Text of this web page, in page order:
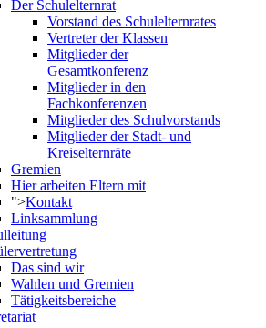
Der Schulelternrat
Vorstand des Schulelternrates
Vertreter der Klassen
Mitglieder der
Gesamtkonferenz
Mitglieder in den
Fachkonferenzen
Mitglieder des Schulvorstands
Mitglieder der Stadt- und
Kreiselternräte
Gremien
Hier arbeiten Eltern mit
">Kontakt
Linksammlung
Das sind wir
Wahlen und Gremien
Tätigkeitsbereiche